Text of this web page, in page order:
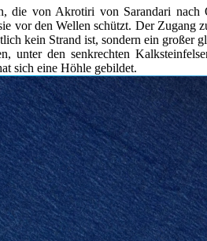
die von Akrotiri von Sarandari nach
vor den Wellen schützt. Der Zugang
kein Strand ist, sondern ein großer
unter den senkrechten
sich eine Höhle gebildet.